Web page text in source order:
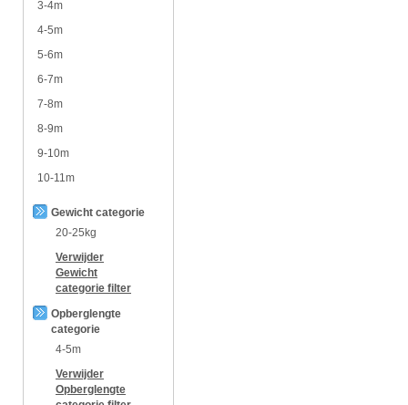
3-4m
4-5m
5-6m
6-7m
7-8m
8-9m
9-10m
10-11m
Gewicht categorie
20-25kg
Verwijder
Gewicht
categorie filter
Opberglengte
categorie
4-5m
Verwijder
Opberglengte